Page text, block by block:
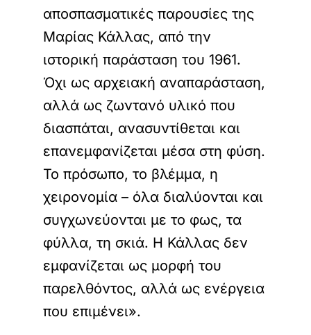
αποσπασματικές παρουσίες της
Μαρίας Κάλλας, από την
ιστορική παράσταση του 1961.
Όχι ως αρχειακή αναπαράσταση,
αλλά ως ζωντανό υλικό που
διασπάται, ανασυντίθεται και
επανεμφανίζεται μέσα στη φύση.
Το πρόσωπο, το βλέμμα, η
χειρονομία – όλα διαλύονται και
συγχωνεύονται με το φως, τα
φύλλα, τη σκιά. Η Κάλλας δεν
εμφανίζεται ως μορφή του
παρελθόντος, αλλά ως ενέργεια
που επιμένει».